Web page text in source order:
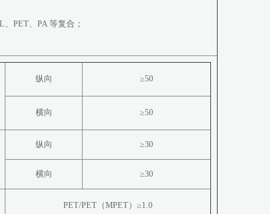
PET、PA 等复合；
纵向 ≥50
横向 ≥50
纵向 ≥30
横向 ≥30
PET/PET（MPET）≥1.0